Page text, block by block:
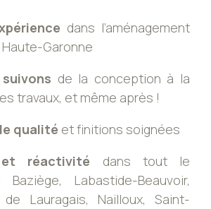
dans l’aménagement
Garonne
de la conception à la
travaux, et même après !
qualité et finitions soignées
réactivité dans tout le
Labastide-Beauvoir,
de Lauragais, Nailloux, Saint-